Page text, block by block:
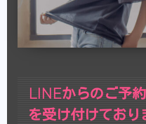
LINEからのご予
を受け付けてお